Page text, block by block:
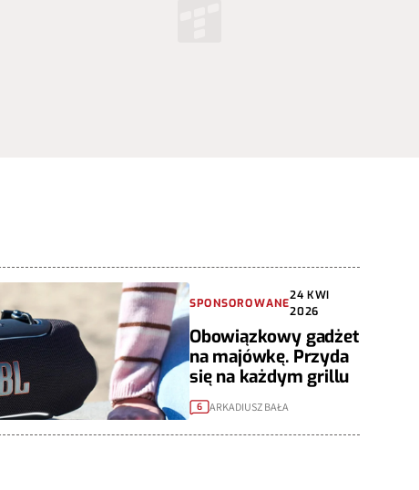
SPONSOROWANE
24 KWI
2026
Obowiązkowy gadżet
na majówkę. Przyda
się na każdym grillu
6 ARKADIUSZ BAŁA